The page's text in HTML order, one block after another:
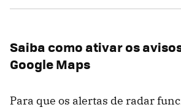
Saiba como ativar os
Google Maps
Para que os alertas de radar